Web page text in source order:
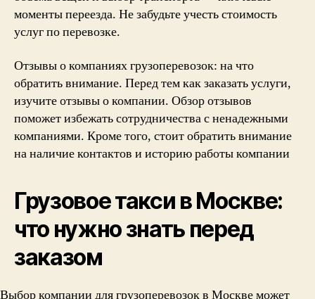
моменты переезда. Не забудьте учесть стоимость
услуг по перевозке.
Отзывы о компаниях грузоперевозок: на что
обратить внимание. Перед тем как заказать услуги,
изучите отзывы о компании. Обзор отзывов
поможет избежать сотрудничества с ненадежными
компаниями. Кроме того, стоит обратить внимание
на наличие контактов и историю работы компании
Грузовое такси в Москве:
что нужно знать перед
заказом
Выбор компании для грузоперевозок в Москве может